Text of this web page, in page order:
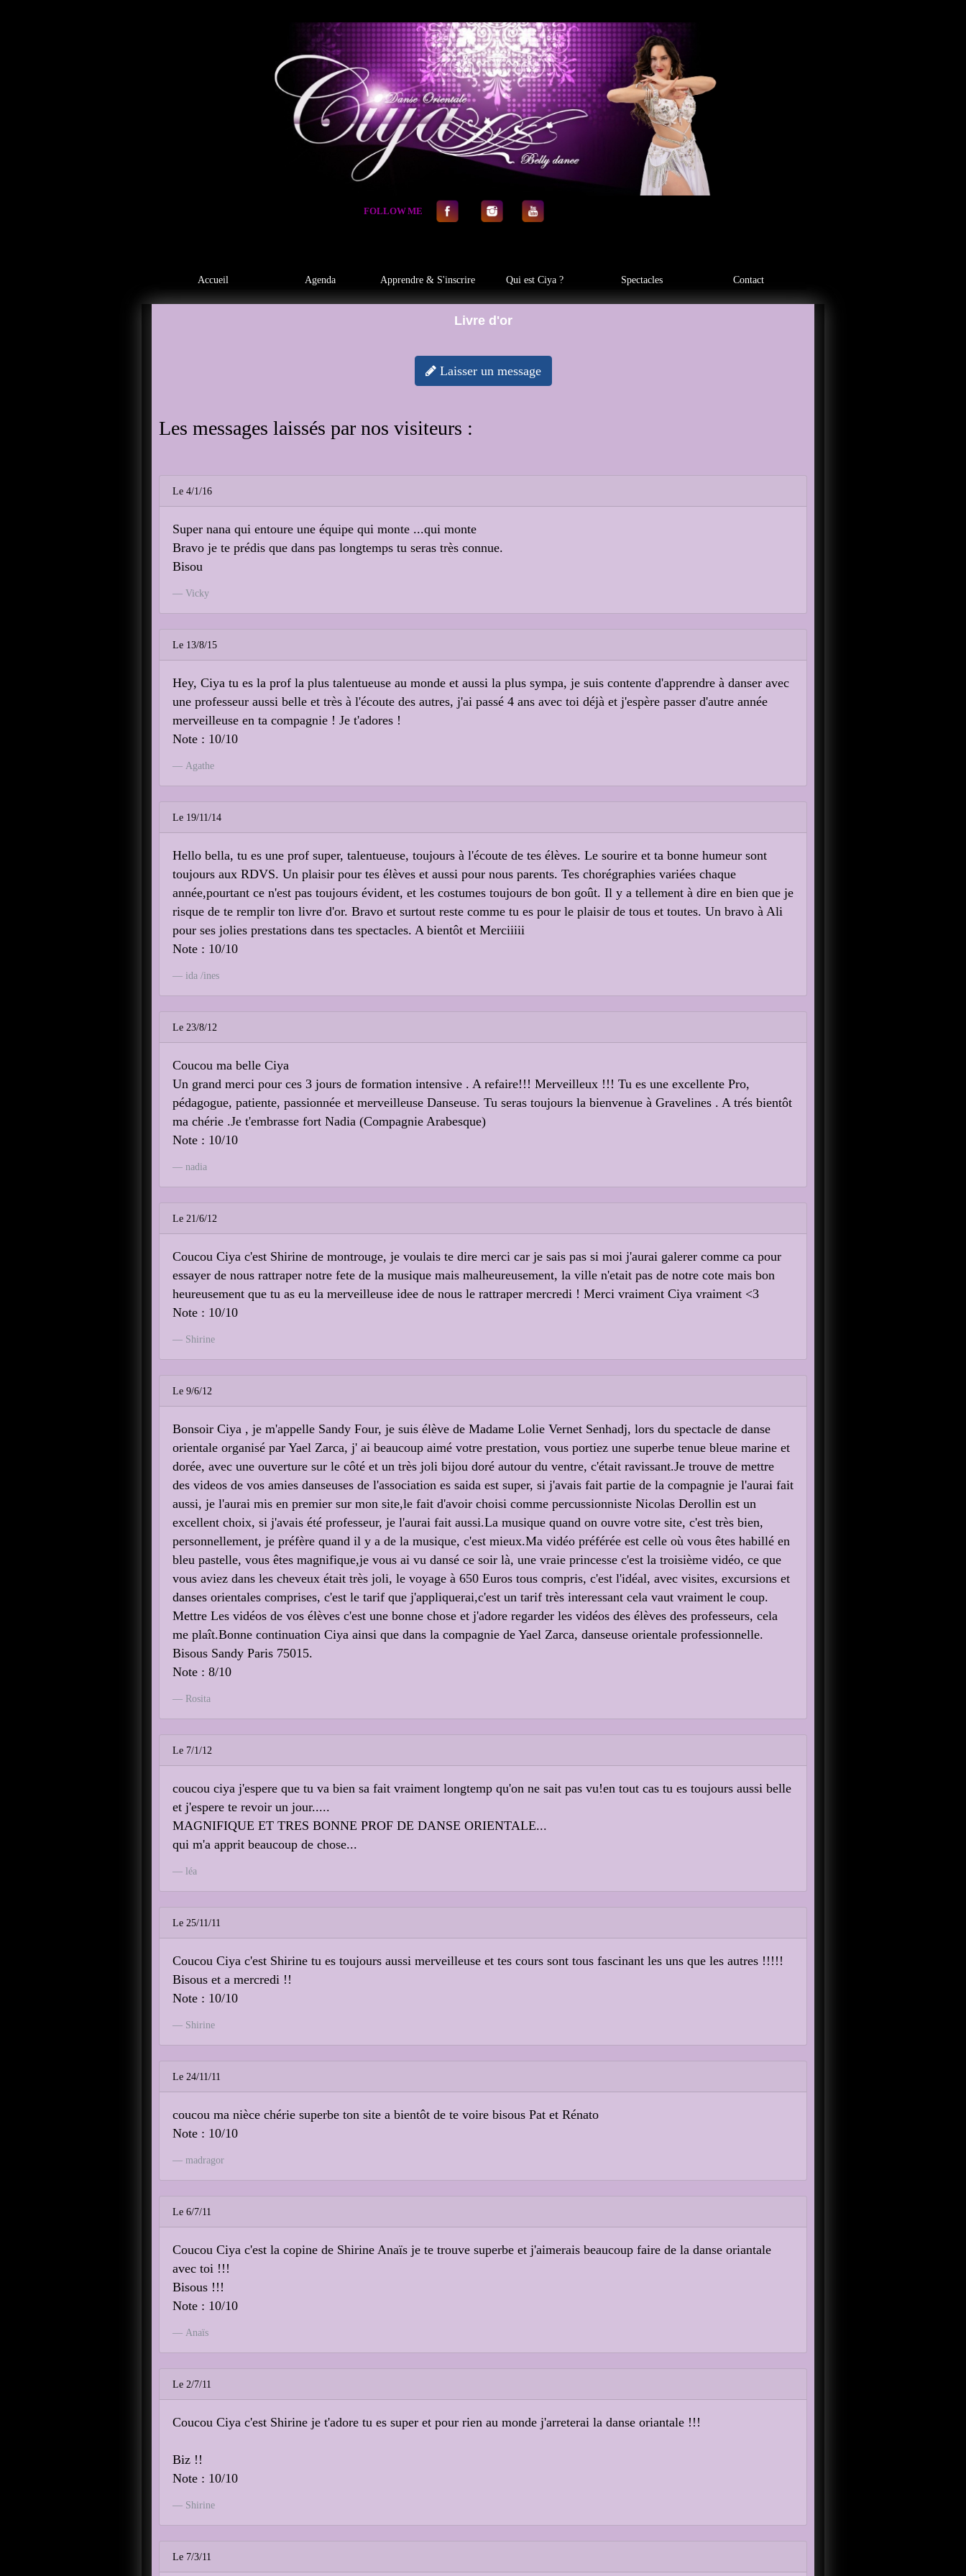
FOLLOW.ME
Accueil Agenda Apprendre & S'inscrire Qui est Ciya ? Spectacles Contact
Livre d'or
Laisser un message
Les messages laissés par nos visiteurs :
Le 4/1/16
Super nana qui entoure une équipe qui monte ...qui monte
Bravo je te prédis que dans pas longtemps tu seras très connue.
Bisou
Vicky
Le 13/8/15
Hey, Ciya tu es la prof la plus talentueuse au monde et aussi la plus sympa, je suis contente d'apprendre à danser avec
une professeur aussi belle et très à l'écoute des autres, j'ai passé 4 ans avec toi déjà et j'espère passer d'autre année
merveilleuse en ta compagnie ! Je t'adores !
Note : 10/10
Agathe
Le 19/11/14
Hello bella, tu es une prof super, talentueuse, toujours à l'écoute de tes élèves. Le sourire et ta bonne humeur sont
toujours aux RDVS. Un plaisir pour tes élèves et aussi pour nous parents. Tes chorégraphies variées chaque
année,pourtant ce n'est pas toujours évident, et les costumes toujours de bon goût. Il y a tellement à dire en bien que je
risque de te remplir ton livre d'or. Bravo et surtout reste comme tu es pour le plaisir de tous et toutes. Un bravo à Ali
pour ses jolies prestations dans tes spectacles. A bientôt et Merciiiii
Note : 10/10
ida /ines
Le 23/8/12
Coucou ma belle Ciya
Un grand merci pour ces 3 jours de formation intensive . A refaire!!! Merveilleux !!! Tu es une excellente Pro,
pédagogue, patiente, passionnée et merveilleuse Danseuse. Tu seras toujours la bienvenue à Gravelines . A trés bientôt
ma chérie .Je t'embrasse fort Nadia (Compagnie Arabesque)
Note : 10/10
nadia
Le 21/6/12
Coucou Ciya c'est Shirine de montrouge, je voulais te dire merci car je sais pas si moi j'aurai galerer comme ca pour
essayer de nous rattraper notre fete de la musique mais malheureusement, la ville n'etait pas de notre cote mais bon
heureusement que tu as eu la merveilleuse idee de nous le rattraper mercredi ! Merci vraiment Ciya vraiment <3
Note : 10/10
Shirine
Le 9/6/12
Bonsoir Ciya , je m'appelle Sandy Four, je suis élève de Madame Lolie Vernet Senhadj, lors du spectacle de danse
orientale organisé par Yael Zarca, j' ai beaucoup aimé votre prestation, vous portiez une superbe tenue bleue marine et
dorée, avec une ouverture sur le côté et un très joli bijou doré autour du ventre, c'était ravissant.Je trouve de mettre
des videos de vos amies danseuses de l'association es saida est super, si j'avais fait partie de la compagnie je l'aurai fait
aussi, je l'aurai mis en premier sur mon site,le fait d'avoir choisi comme percussionniste Nicolas Derollin est un
excellent choix, si j'avais été professeur, je l'aurai fait aussi.La musique quand on ouvre votre site, c'est très bien,
personnellement, je préfère quand il y a de la musique, c'est mieux.Ma vidéo préférée est celle où vous êtes habillé en
bleu pastelle, vous êtes magnifique,je vous ai vu dansé ce soir là, une vraie princesse c'est la troisième vidéo, ce que
vous aviez dans les cheveux était très joli, le voyage à 650 Euros tous compris, c'est l'idéal, avec visites, excursions et
danses orientales comprises, c'est le tarif que j'appliquerai,c'est un tarif très interessant cela vaut vraiment le coup.
Mettre Les vidéos de vos élèves c'est une bonne chose et j'adore regarder les vidéos des élèves des professeurs, cela
me plaît.Bonne continuation Ciya ainsi que dans la compagnie de Yael Zarca, danseuse orientale professionnelle.
Bisous Sandy Paris 75015.
Note : 8/10
Rosita
Le 7/1/12
coucou ciya j'espere que tu va bien sa fait vraiment longtemp qu'on ne sait pas vu!en tout cas tu es toujours aussi belle
et j'espere te revoir un jour.....
MAGNIFIQUE ET TRES BONNE PROF DE DANSE ORIENTALE...
qui m'a apprit beaucoup de chose...
léa
Le 25/11/11
Coucou Ciya c'est Shirine tu es toujours aussi merveilleuse et tes cours sont tous fascinant les uns que les autres !!!!!
Bisous et a mercredi !!
Note : 10/10
Shirine
Le 24/11/11
coucou ma nièce chérie superbe ton site a bientôt de te voire bisous Pat et Rénato
Note : 10/10
madragor
Le 6/7/11
Coucou Ciya c'est la copine de Shirine Anaïs je te trouve superbe et j'aimerais beaucoup faire de la danse oriantale
avec toi !!!
Bisous !!!
Note : 10/10
Anaïs
Le 2/7/11
Coucou Ciya c'est Shirine je t'adore tu es super et pour rien au monde j'arreterai la danse oriantale !!!
Biz !!
Note : 10/10
Shirine
Le 7/3/11